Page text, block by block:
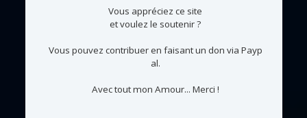
Vous appréciez ce site
et voulez le soutenir ?
Vous pouvez contribuer en faisant un don via Payp
al.
Avec tout mon Amour... Merci !